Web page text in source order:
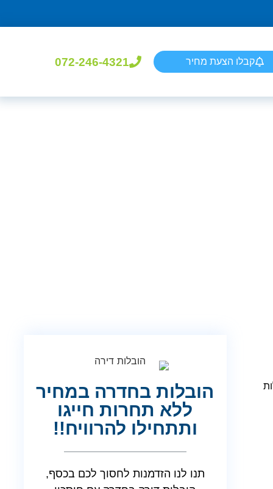
קבלו הצעת מחיר 072-246-4321
הובלות בחדרה במחיר
ללא תחרות חייגו
ותתחילו להרוויח!!
תנו לנו הזדמנות לחסוך לכם בכסף,